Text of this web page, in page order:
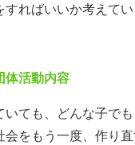
ればいいか考えてい
体活動内容
いても、どんな子で
会をもう一度、作り